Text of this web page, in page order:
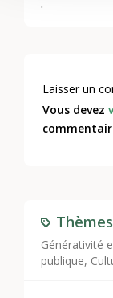
Thèmes
Générativité
publique,
.
Laisser un
Vous devez